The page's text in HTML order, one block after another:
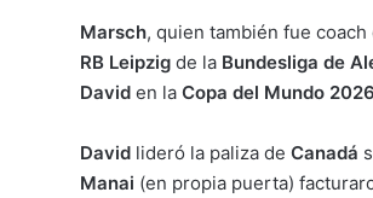
Marsch, quien también fue coach
RB Leipzig de la Bundesliga de
David en la Copa del Mundo 2026
David lideró la paliza de Canadá
Manai (en propia puerta)